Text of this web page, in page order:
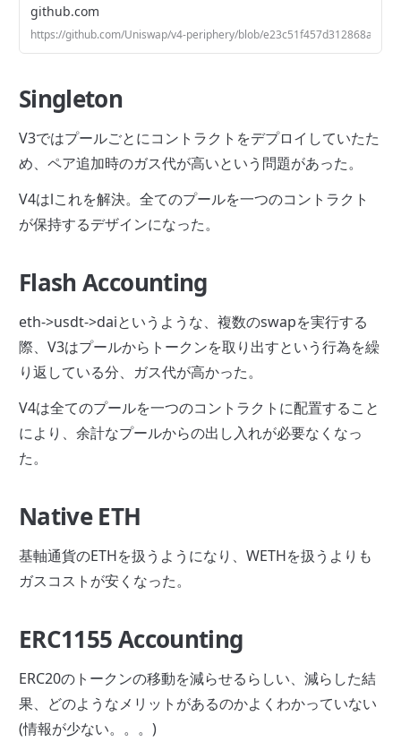
github.com
https://github.com/Uniswap/v4-periphery/blob/
Singleton
V3ではプールごとにコントラクトをデプロイしていたた
め、ペア追加時のガス代が高いという問題があった。
V4はlこれを解決。全てのプールを一つのコントラクト
が保持するデザインになった。
Flash Accounting
eth->usdt->daiというような、複数のswapを実行する
際、V3はプールからトークンを取り出すという行為を繰
り返している分、ガス代が高かった。
V4は全てのプールを一つのコントラクトに配置すること
により、余計なプールからの出し入れが必要なくなっ
た。
Native ETH
基軸通貨のETHを扱うようになり、WETHを扱うよりも
ガスコストが安くなった。
ERC1155 Accounting
ERC20のトークンの移動を減らせるらしい、減らした結
果、どのようなメリットがあるのかよくわかっていない
(情報が少ない。。。)